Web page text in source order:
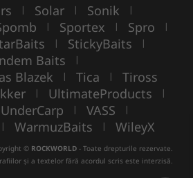
| Solar | Sonik |
| Sportex | Spro |
| StickyBaits |
Baits |
Blazek | Tica | Tiross
| UltimateProducts |
UnderCarp | VASS |
| WarmuzBaits | WileyX
© ROCKWORLD - Toate drepturile rezervate.
și a textelor fără acordul scris este interzisă.